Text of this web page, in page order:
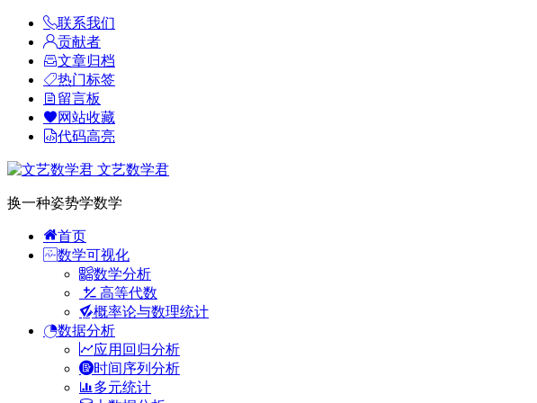
联系我们
贡献者
文章归档
热门标签
留言板
网站收藏
代码高亮
文艺数学君
换一种姿势学数学
首页
数学可视化
数学分析
高等代数
概率论与数理统计
数据分析
应用回归分析
时间序列分析
多元统计